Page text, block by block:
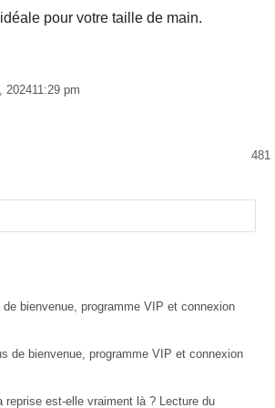
pour votre taille de main.
202411:29 pm
481
bienvenue, programme VIP et connexion
de bienvenue, programme VIP et connexion
reprise est-elle vraiment là ? Lecture du